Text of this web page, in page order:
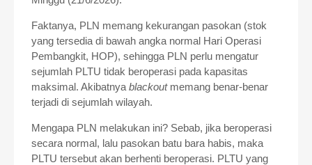
Faktanya, PLN memang kekurangan pasokan (stok
yang tersedia di bawah angka normal Hari Operasi
Pembangkit, HOP), sehingga PLN perlu mengatur
sejumlah PLTU tidak beroperasi pada kapasitas
maksimal. Akibatnya blackoutmemang benar-benar
terjadi di sejumlah wilayah.
Mengapa PLN melakukan ini? Sebab, jika beroperasi
secara normal, lalu pasokan batu bara habis, maka
PLTU tersebut akan berhenti beroperasi. PLTU yang